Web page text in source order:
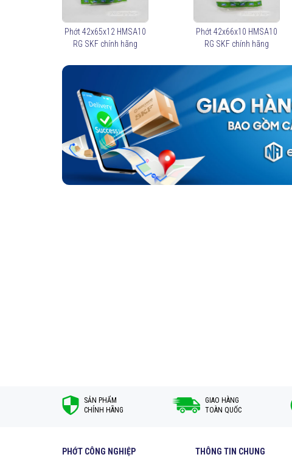
Phớt 42x65x12 HMSA10
RG SKF chính hãng
Phớt 42x66x10 HMSA10
RG SKF chính hãng
SẢN PHẨM
CHÍNH HÃNG
GIAO HÀNG
TOÀN QUỐC
PHỚT CÔNG NGHIỆP THÔNG TIN CHUNG